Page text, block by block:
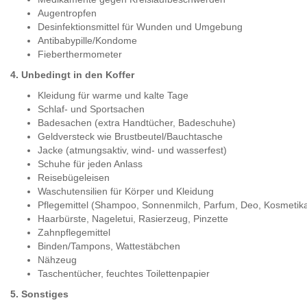
Augentropfen
Desinfektionsmittel für Wunden und Umgebung
Antibabypille/Kondome
Fieberthermometer
4. Unbedingt in den Koffer
Kleidung für warme und kalte Tage
Schlaf- und Sportsachen
Badesachen (extra Handtücher, Badeschuhe)
Geldversteck wie Brustbeutel/Bauchtasche
Jacke (atmungsaktiv, wind- und wasserfest)
Schuhe für jeden Anlass
Reisebügeleisen
Waschutensilien für Körper und Kleidung
Pflegemittel (Shampoo, Sonnenmilch, Parfum, Deo,
Haarbürste, Nageletui, Rasierzeug, Pinzette
Zahnpflegemittel
Binden/Tampons, Wattestäbchen
Nähzeug
Taschentücher, feuchtes Toilettenpapier
5. Sonstiges